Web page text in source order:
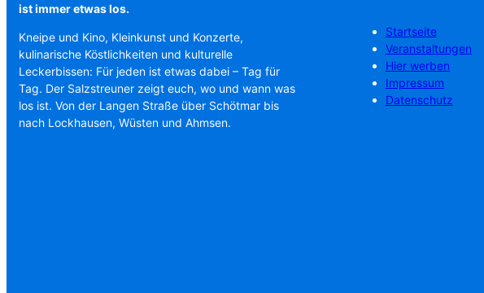
ist immer etwas los.
Kneipe und Kino, Kleinkunst und Konzerte,
kulinarische Köstlichkeiten und kulturelle
Leckerbissen: Für jeden ist etwas dabei – Tag für
Tag. Der Salzstreuner zeigt euch, wo und wann was
los ist. Von der Langen Straße über Schötmar bis
nach Lockhausen, Wüsten und Ahmsen.
Startseite
Veranstaltungen
Hier werben
Impressum
Datenschutz